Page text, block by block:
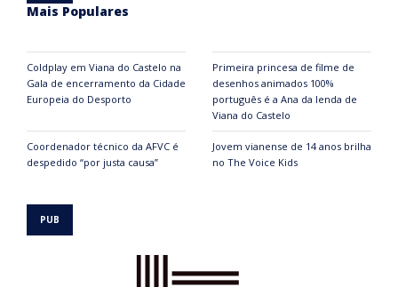
Mais Populares
Coldplay em Viana do Castelo na
Gala de encerramento da Cidade
Europeia do Desporto
Primeira princesa de filme de
desenhos animados 100%
português é a Ana da lenda de
Viana do Castelo
Coordenador técnico da AFVC é
despedido “por justa causa”
Jovem vianense de 14 anos brilha
no The Voice Kids